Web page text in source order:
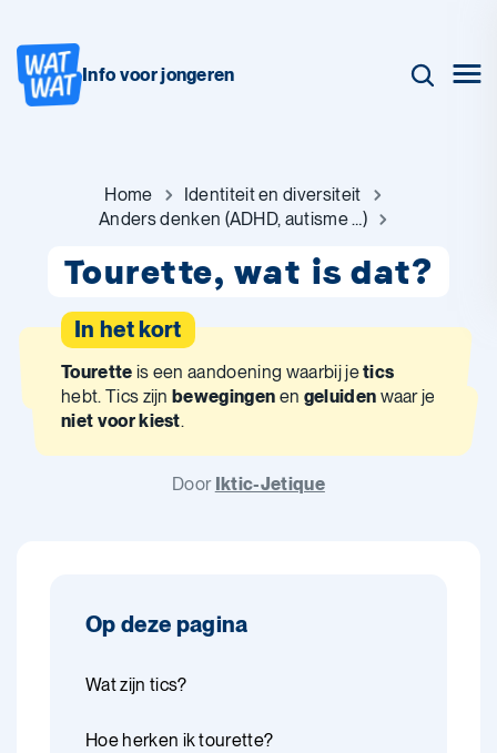
Info voor jongeren
Home
Identiteit en diversiteit
Anders denken (ADHD, autisme …)
Tourette, wat is dat?
In het kort
Tourette is een aandoening waarbij jetics
hebt. Tics zijnbewegingen en geluiden waar je
niet voor kiest.
Door Iktic-Jetique
Op deze pagina
Wat zijn tics?
Hoe herken ik tourette?